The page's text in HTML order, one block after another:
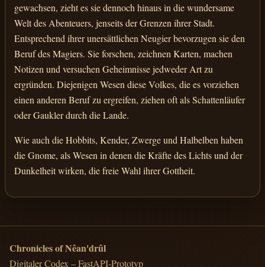
gewachsen, zieht es sie dennoch hinaus in die wundersame
Welt des Abenteuers, jenseits der Grenzen ihrer Stadt.
Entsprechend ihrer unersättlichen Neugier bevorzugen sie den
Beruf des Magiers. Sie forschen, zeichnen Karten, machen
Notizen und versuchen Geheimnisse jedweder Art zu
ergründen. Diejenigen Wesen diese Volkes, die es vorziehen
einen anderen Beruf zu ergreifen, ziehen oft als Schattenläufer
oder Gaukler durch die Lande.
Wie auch die Hobbits, Kender, Zwerge und Halbelben haben
die Gnome, als Wesen in denen die Kräfte des Lichts und der
Dunkelheit wirken, die freie Wahl ihrer Gottheit.
Chronicles of Nêan'drûl
Digitaler Codex – FastAPI-Prototyp